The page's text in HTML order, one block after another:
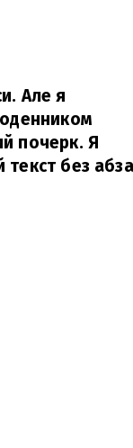
Але я
почерк. Я
без